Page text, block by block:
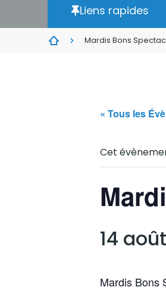
Liens rapides
Mardis Bons
« Tous les
Cet
14
Mardis Bons